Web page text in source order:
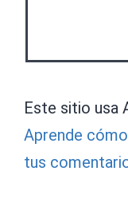
Este sitio usa
Aprende
tus